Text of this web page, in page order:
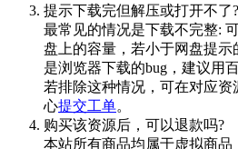
提示下载完但解压或打开不了?
最常见的情况是下载不完整:
盘上的容量，若小于网盘提
是浏览器下载的bug，建议用
若排除这种情况，可在对应
心提交工单。
购买该资源后，可以退款吗?
本站所有商品均属于虚拟商